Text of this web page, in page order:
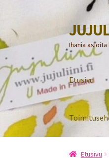
Siirry
Siirry
sisältöön
Ihania
Etusivu
Etusivu